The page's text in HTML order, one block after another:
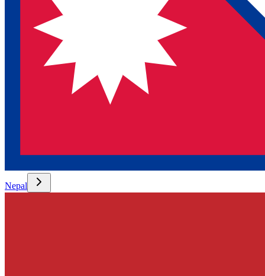
Nepal